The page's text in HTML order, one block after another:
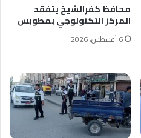
محافظ كفرالشيخ يتفقد
المركز التكنولوجي بمطوبس
6 أغسطس، 2026